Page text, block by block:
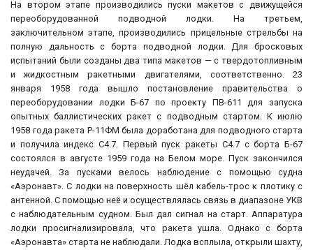
На втором этапе производились пуски макетов с движущейся
переоборудованной подводной лодки. На третьем,
заключительном этапе, производились прицельные стрельбы на
полную дальность с борта подводной лодки. Для бросковых
испытаний были созданы два типа макетов — с твердотопливным
и жидкостным ракетными двигателями, соответственно. 23
января 1958 года вышло постановление правительства о
переоборудовании лодки Б-67 по проекту ПВ-611 для запуска
опытных баллистических ракет с подводным стартом. К июлю
1958 года ракета Р-11ФМ была доработана для подводного старта
и получила индекс С4.7. Первый пуск ракеты С4.7 с борта Б-67
состоялся в августе 1959 года на Белом море. Пуск закончился
неудачей. За пусками велось наблюдение с помощью судна
«Аэронавт». С лодки на поверхность шёл кабель-трос к плотику с
антенной. С помощью неё и осуществлялась связь в диапазоне УКВ
с наблюдательным судном. Был дал сигнал на старт. Аппаратура
лодки просигнализировала, что ракета ушла. Однако с борта
«Аэронавта» старта не наблюдали. Лодка всплыла, открыли шахту,